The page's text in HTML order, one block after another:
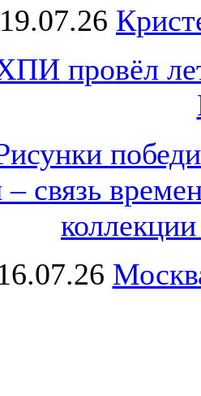
19.07.26
провёл
– связь